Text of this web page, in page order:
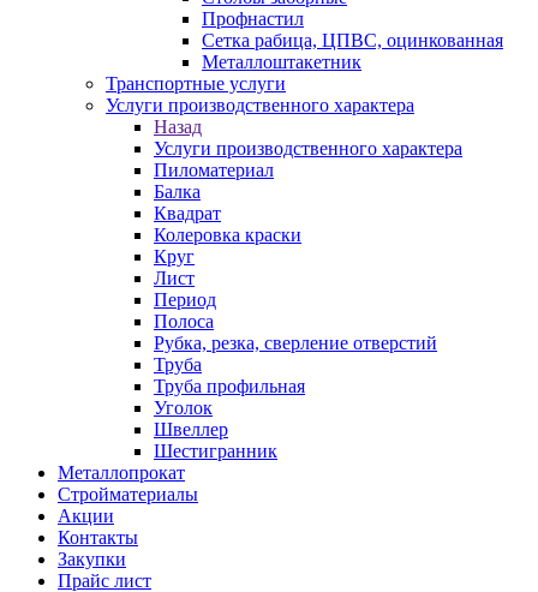
Профнастил
Сетка рабица, ЦПВС, оцинкованная
Металлоштакетник
Транспортные услуги
Услуги производственного характера
Назад
Услуги производственного характера
Пиломатериал
Балка
Квадрат
Колеровка краски
Круг
Лист
Период
Полоса
Рубка, резка, сверление отверстий
Труба
Труба профильная
Уголок
Швеллер
Шестигранник
Металлопрокат
Стройматериалы
Акции
Контакты
Закупки
Прайс лист